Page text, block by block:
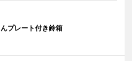
プレート付き鈴箱